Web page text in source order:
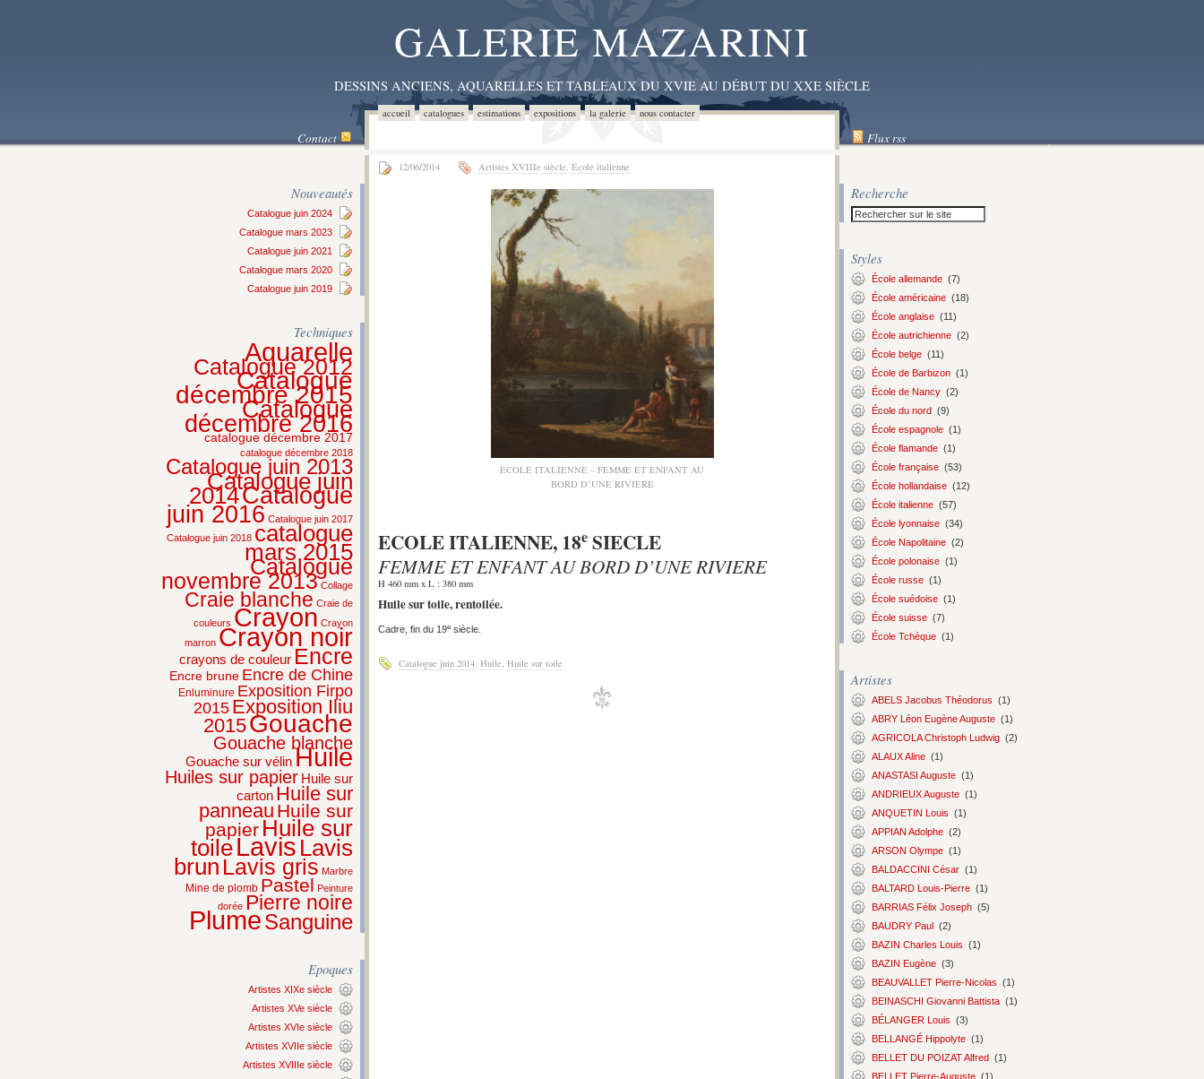
GALERIE MAZARINI
DESSINS ANCIENS, AQUARELLES ET TABLEAUX DU XVIE AU DÉBUT DU XXE SIÈCLE
accueil catalogues estimations expositions la galerie nous contacter
Contact Flux rss
Nouveautés
Catalogue juin 2024
Catalogue mars 2023
Catalogue juin 2021
Catalogue mars 2020
Catalogue juin 2019
Techniques
Aquarelle
Catalogue 2012
Catalogue
décembre 2015
Catalogue
décembre 2016
catalogue décembre 2017
catalogue décembre 2018
Catalogue juin 2013
Catalogue juin
2014Catalogue
juin 2016 Catalogue juin 2017
Catalogue juin 2018 catalogue
mars 2015
Catalogue
novembre 2013 Collage
Craie blanche Craie de
couleurs Crayon Crayon
marron Crayon noir
crayons de couleur Encre
Encre brune Encre de Chine
Enluminure Exposition Firpo
2015 Exposition Iliu
2015Gouache
Gouache blanche
Gouache sur vélinHuile
Huiles sur papier Huile sur
carton Huile sur
panneau Huile sur
papier Huile sur
toileLavis Lavis
brun Lavis gris Marbre
Mine de plomb Pastel Peinture
dorée Pierre noire
PlumeSanguine
Epoques
Artistes XIXe siècle
Artistes XVe siècle
Artistes XVIe siècle
Artistes XVIIe siècle
Artistes XVIIIe siècle
12/06/2014 Artistes XVIIIe siècle, École italienne
ECOLE ITALIENNE – FEMME ET ENFANT AU
BORD D’UNE RIVIERE
ECOLE ITALIENNE, 18e SIECLE
FEMME ET ENFANT AU BORD D’UNE RIVIERE
H 460 mm x L : 380 mm
Huile sur toile, rentoilée.
Cadre, fin du 19e siècle.
Catalogue juin 2014 Huile Huile sur toile
Recherche
Styles
École allemande (7)
École américaine (18)
École anglaise (11)
École autrichienne (2)
École belge (11)
École de Barbizon (1)
École de Nancy (2)
École du nord (9)
École espagnole (1)
École flamande (1)
École française (53)
École hollandaise (12)
École italienne (57)
École lyonnaise (34)
École Napolitaine (2)
École polonaise (1)
École russe (1)
École suédoise (1)
École suisse (7)
École Tchèque (1)
Artistes
ABELS Jacobus Théodorus (1)
ABRY Léon Eugène Auguste (1)
AGRICOLA Christoph Ludwig (2)
ALAUX Aline (1)
ANASTASI Auguste (1)
ANDRIEUX Auguste (1)
ANQUETIN Louis (1)
APPIAN Adolphe (2)
ARSON Olympe (1)
BALDACCINI César (1)
BALTARD Louis-Pierre (1)
BARRIAS Félix Joseph (5)
BAUDRY Paul (2)
BAZIN Charles Louis (1)
BAZIN Eugène (3)
BEAUVALLET Pierre-Nicolas (1)
BEINASCHI Giovanni Battista (1)
BÉLANGER Louis (3)
BELLANGÉ Hippolyte (1)
BELLET DU POIZAT Alfred (1)
BELLET Pierre-Auguste (1)